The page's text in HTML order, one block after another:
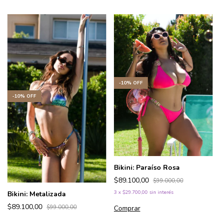
-10% OFF
Bikini: Metalizada
$89.100,00 $99.000,00
-10% OFF
Bikini: Paraíso Rosa
$89.100,00 $99.000,00
3 x $29.700,00 sin interés
Comprar